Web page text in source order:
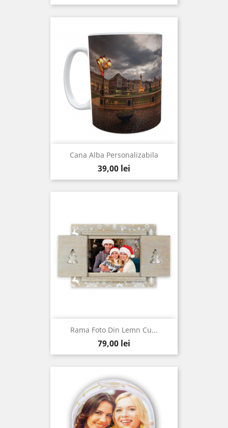
Cana Alba Personalizabila
Pret
39,00 lei
Rama Foto Din Lemn Cu...
Pret
79,00 lei